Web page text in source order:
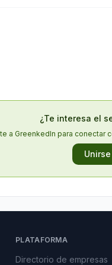
¿Te interesa el
a GreenkedIn para conectar
PLATAFORMA
Directorio de empresas